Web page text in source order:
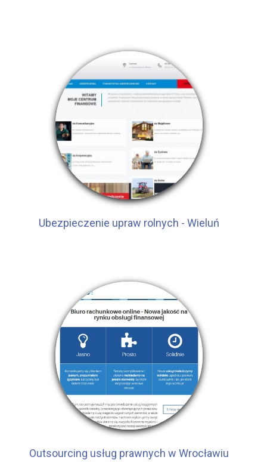
Ubezpieczenie upraw rolnych - Wieluń
Outsourcing usług prawnych w Wrocławiu